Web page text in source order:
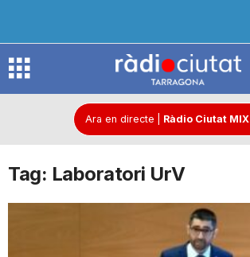
R
d
Ara en directe Ràdio Ciutat MIX
Tag: Laboratori UrV